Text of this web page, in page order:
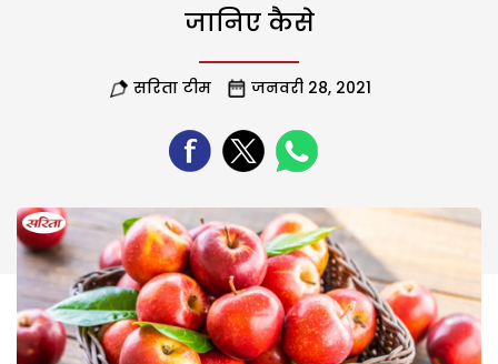
जानिए कैसे
सरिता टीम जनवरी 28, 2021